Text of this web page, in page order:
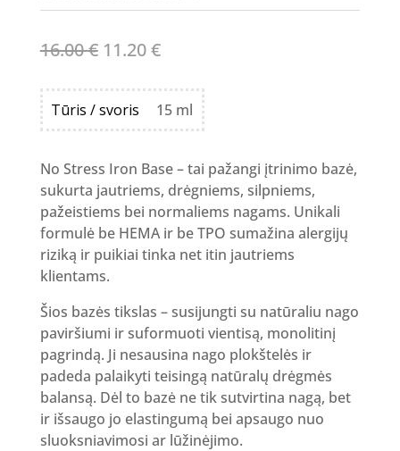
16.00€ Original
was:
16.00 €.
11.20€Current
is:
11.20 €.
Tūris / svoris 15 ml
No Stress Iron Base – tai pažangi įtrinimo bazė,
sukurta jautriems, drėgniems, silpniems,
pažeistiems bei normaliems nagams. Unikali
formulė be HEMA ir be TPO sumažina alergijų
riziką ir puikiai tinka net itin jautriems
klientams.
Šios bazės tikslas – susijungti su natūraliu nago
paviršiumi ir suformuoti vientisą, monolitinį
pagrindą. Ji nesausina nago plokštelės ir
padeda palaikyti teisingą natūralų drėgmės
balansą. Dėl to bazė ne tik sutvirtina nagą, bet
ir išsaugo jo elastingumą bei apsaugo nuo
sluoksniavimosi ar lūžinėjimo.